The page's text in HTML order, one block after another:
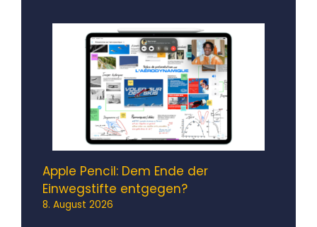
Apple Pencil: Dem Ende der
Einwegstifte entgegen?
8. August 2026